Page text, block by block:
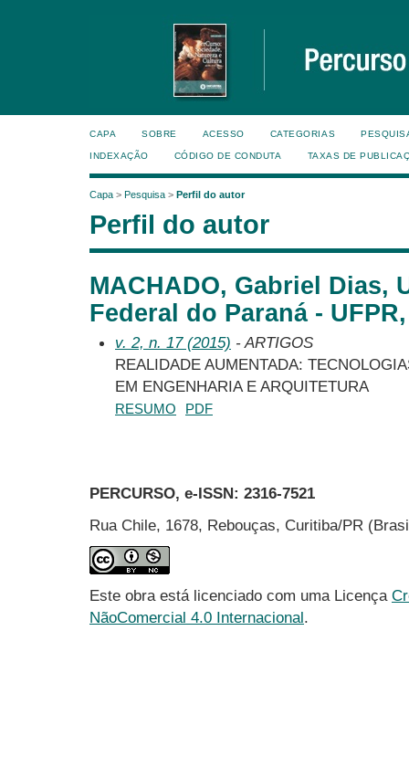
CAPA SOBRE ACESSO CATEGORIAS
INDEXAÇÃO CÓDIGO DE CONDUTA TAXAS DE
Capa > Pesquisa > Perfil do autor
Perfil do autor
MACHADO, Gabriel Dias,
Federal do Paraná -
v. 2, n. 17 (2015) - ARTIGOS
REALIDADE AUMENTADA:
EM ENGENHARIA E ARQUITETURA
RESUMO PDF
PERCURSO, e-ISSN: 2316-7521
Rua Chile, 1678, Rebouças, Curitiba/PR
Este obra está licenciado com uma Licença
NãoComercial 4.0 Internacional.